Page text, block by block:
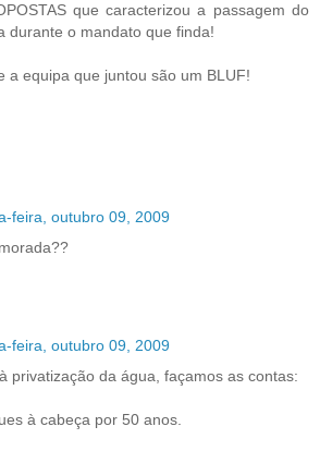
que caracterizou a passagem do
durante o mandato que finda!
a equipa que juntou são um BLUF!
feira, outubro 09, 2009
feira, outubro 09, 2009
privatização da água, façamos as contas:
à cabeça por 50 anos.